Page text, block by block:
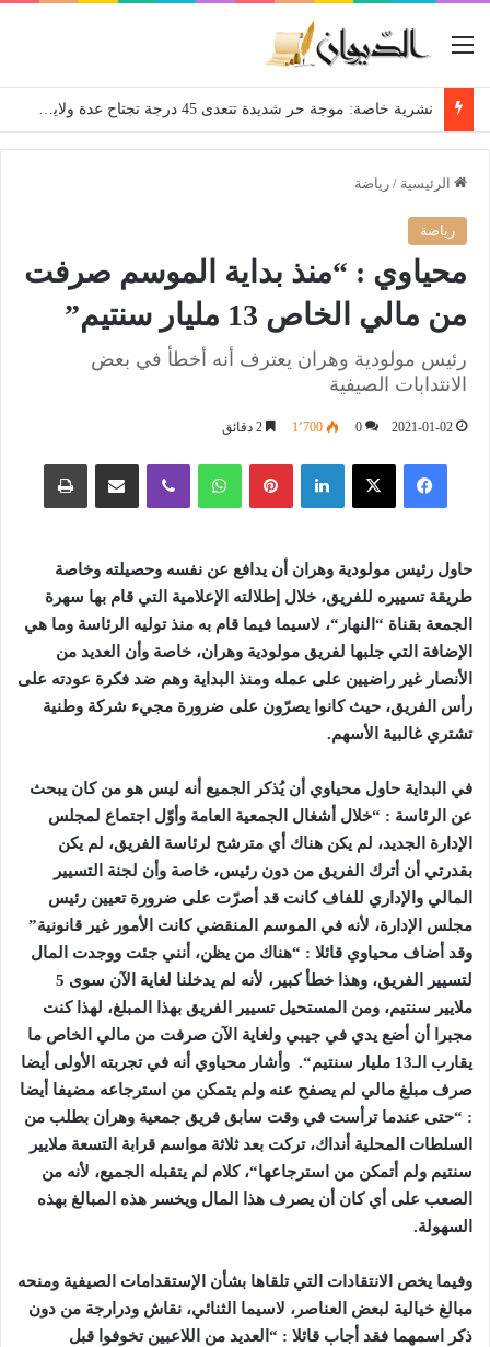
القائمة
نشرية خاصة: موجة حر شديدة تتعدى 45 درجة تجتاح عدة ولايات إلى غاية الاثنين
الرئيسية / رياضة
رياضة
محياوي : “منذ بداية الموسم صرفت
من مالي الخاص 13 مليار سنتيم”
رئيس مولودية وهران يعترف أنه أخطأ في بعض
الانتدابات الصيفية
2021-01-02
0 1٬700
فيسبوك ‫X لينكدإن بينتيريست واتساب ڤايبر مشاركة عبر البريد
حاول رئيس مولودية وهران أن يدافع عن نفسه وحصيلته وخاصة
طريقة تسييره للفريق، خلال إطلالته الإعلامية التي قام بها سهرة
الجمعة بقناة “ النهار “، لاسيما فيما قام به منذ توليه الرئاسة وما هي
الإضافة
التي جلبها لفريق مولودية وهران، خاصة وأن العديد من
الأنصار غير راضيين على عمله ومنذ البداية وهم ضد فكرة عودته على
رأس
الفريق، حيث كانوا يصرّون على ضرورة مجيء شركة وطنية
تشتري غالبية الأسهم.
في البداية حاول محياوي أن يُذكر الجميع أنه ليس هو من كان يبحث
عن
الرئاسة : “خلال أشغال الجمعية العامة وأوّل اجتماع لمجلس
الإدارة
الجديد، لم يكن هناك أي مترشح لرئاسة الفريق، لم يكن
بقدرتي أن أترك الفريق من دون رئيس، خاصة وأن لجنة
التسيير
المالي والإداري للفاف كانت قد أصرّت على ضرورة تعيين رئيس
مجلس
الإدارة، لأنه في الموسم المنقضي كانت الأمور غير قانونية”
وقد أضاف محياوي قائلا : “هناك من يظن، أنني جئت ووجدت
المال
لتسيير
الفريق، وهذا خطأ كبير، لأنه لم يدخلنا لغاية الآن سوى
ملايير سنتيم، ومن المستحيل تسيير الفريق بهذا المبلغ، لهذا كنت
مجبرا
أن أضع يدي في جيبي ولغاية الآن صرفت من مالي الخاص ما
يقارب
الـ13 مليار سنتيم“. وأشار محياوي أنه في تجربته الأولى أيضا
صرف مبلغ مالي لم يصفح عنه ولم يتمكن من استرجاعه مضيفا أيضا
: “حتى عندما ترأست في وقت سابق فريق جمعية وهران بطلب من
السلطات
المحلية أنداك، تركت بعد ثلاثة مواسم قرابة التسعة ملايير
سنتيم ولم أتمكن من استرجاعها“، كلام لم يتقبله الجميع، لأنه من
الصعب على أي كان أن يصرف هذا المال ويخسر هذه المبالغ بهذه
السهولة.
وفيما يخص الانتقادات التي تلقاها بشأن الإستقدامات الصيفية ومنحه
مبالغ خيالية لبعض العناصر، لاسيما الثنائي، نقاش ودرارجة من دون
ذكر
اسمهما فقد أجاب قائلا : “ العديد من اللاعبين تخوفوا قبل